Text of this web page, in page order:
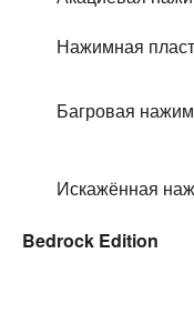
Нажимная
Багровая
Искажённая
Bedrock Edition